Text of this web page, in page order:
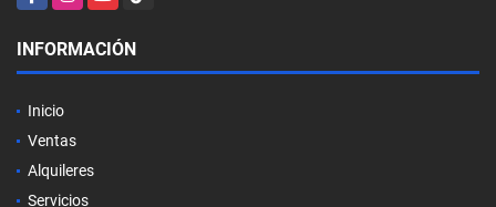
INFORMACIÓN
Inicio
Ventas
Alquileres
Servicios